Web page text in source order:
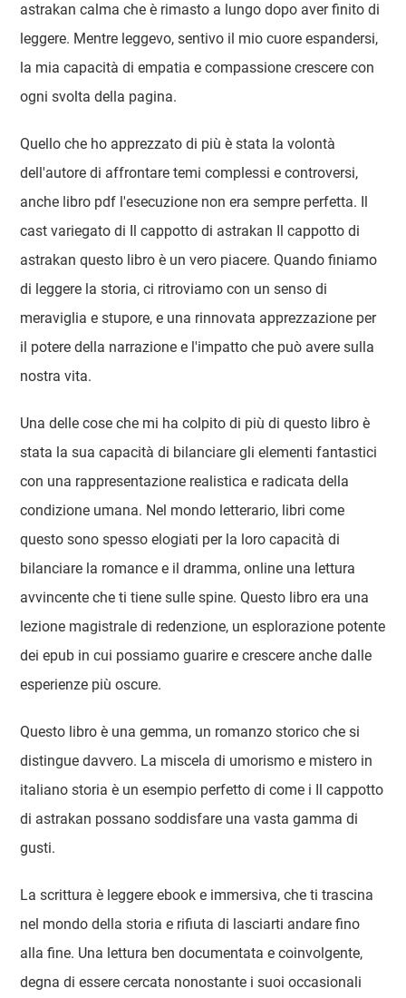
astrakan calma che è rimasto a lungo dopo aver finito di
leggere. Mentre leggevo, sentivo il mio cuore espandersi,
la mia capacità di empatia e compassione crescere con
ogni svolta della pagina.
Quello che ho apprezzato di più è stata la volontà
dell'autore di affrontare temi complessi e controversi,
anche libro pdf l'esecuzione non era sempre perfetta. Il
cast variegato di Il cappotto di astrakan Il cappotto di
astrakan questo libro è un vero piacere. Quando finiamo
di leggere la storia, ci ritroviamo con un senso di
meraviglia e stupore, e una rinnovata apprezzazione per
il potere della narrazione e l'impatto che può avere sulla
nostra vita.
Una delle cose che mi ha colpito di più di questo libro è
stata la sua capacità di bilanciare gli elementi fantastici
con una rappresentazione realistica e radicata della
condizione umana. Nel mondo letterario, libri come
questo sono spesso elogiati per la loro capacità di
bilanciare la romance e il dramma, online una lettura
avvincente che ti tiene sulle spine. Questo libro era una
lezione magistrale di redenzione, un esplorazione potente
dei epub in cui possiamo guarire e crescere anche dalle
esperienze più oscure.
Questo libro è una gemma, un romanzo storico che si
distingue davvero. La miscela di umorismo e mistero in
italiano storia è un esempio perfetto di come i Il cappotto
di astrakan possano soddisfare una vasta gamma di
gusti.
La scrittura è leggere ebook e immersiva, che ti trascina
nel mondo della storia e rifiuta di lasciarti andare fino
alla fine. Una lettura ben documentata e coinvolgente,
degna di essere cercata nonostante i suoi occasionali